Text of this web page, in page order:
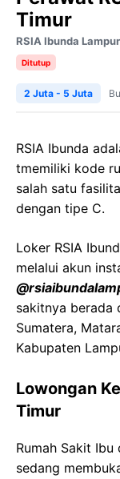
Timur
RSIA Ibunda
Ditutup
2 Juta - 5 Juta
RSIA Ibunda
tmemiliki kode
salah satu
dengan tipe C.
Loker RSIA
melalui akun
sakitnya berada
Sumatera,
Kabupaten
Lowongan
Timur
Rumah Sakit
sedang